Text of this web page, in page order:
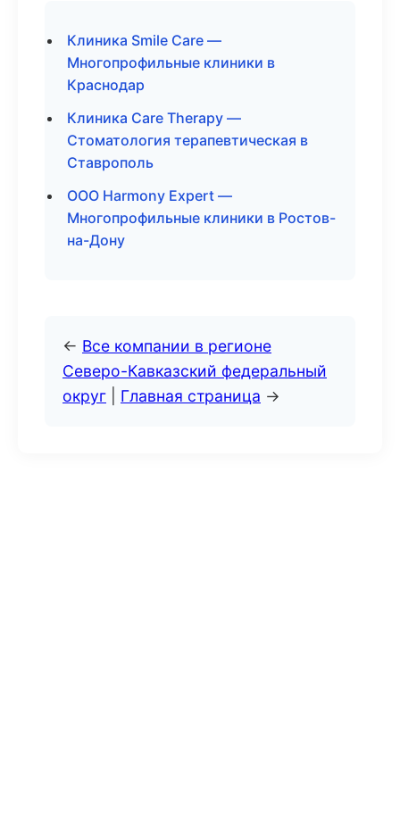
Клиника Smile Care —
Многопрофильные клиники в
Краснодар
Клиника Care Therapy —
Стоматология терапевтическая в
Ставрополь
ООО Harmony Expert —
Многопрофильные клиники в Ростов-
на-Дону
← Все компании в регионе
Северо-Кавказский федеральный
округ
Главная страница →